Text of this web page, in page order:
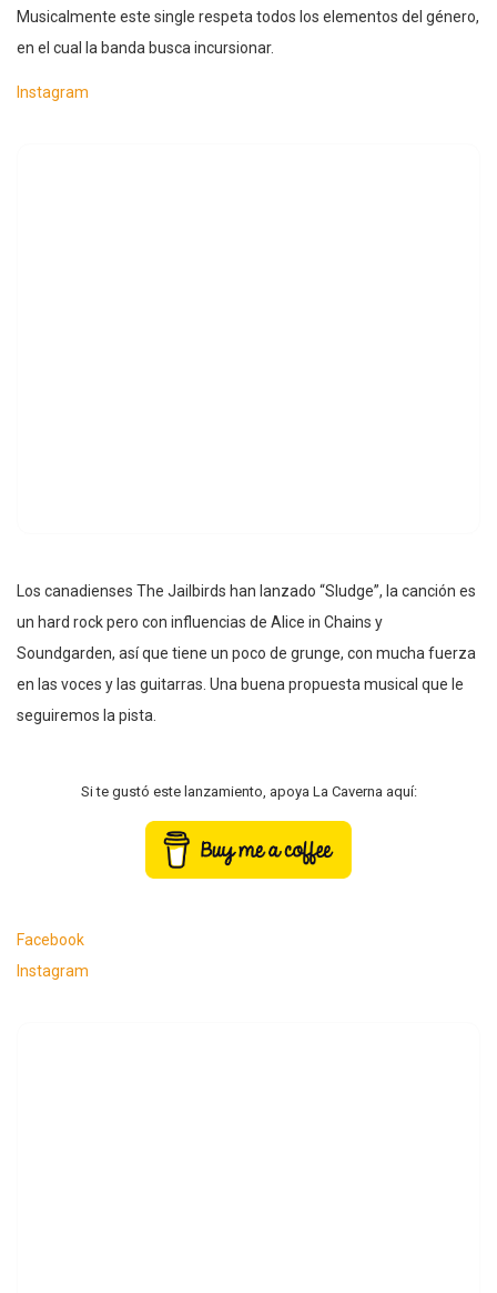
Musicalmente este single respeta todos los elementos del género,
en el cual la banda busca incursionar.
Instagram
Los canadienses The Jailbirds han lanzado “Sludge”, la canción es
un hard rock pero con influencias de Alice in Chains y
Soundgarden, así que tiene un poco de grunge, con mucha fuerza
en las voces y las guitarras. Una buena propuesta musical que le
seguiremos la pista.
Si te gustó este lanzamiento, apoya La Caverna aquí:
Facebook
Instagram